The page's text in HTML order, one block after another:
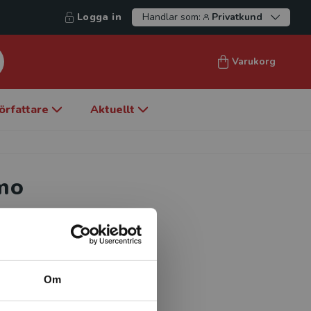
Om
Logga in Handlar som: Privatkund
Varukorg
Aktuellt
vårdforskare, enheten för
Sektionen för
och